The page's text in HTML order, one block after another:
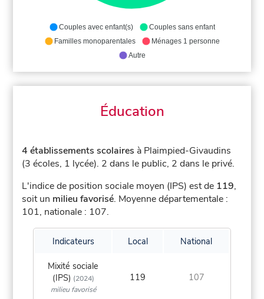
Couples avec enfant(s)
Couples sans enfant
Familles monoparentales
Ménages 1 personne
Autre
Éducation
4 établissements scolaires à Plaimpied-Givaudins
(3 écoles, 1 lycée). 2 dans le public, 2 dans le privé.
L'indice de position sociale moyen (IPS) est de 119,
soit un milieu favorisé. Moyenne départementale :
101, nationale : 107.
Indicateurs Local National
Mixité sociale
(IPS) (2024)
milieu favorisé
119 107